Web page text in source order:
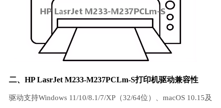
二、HP LasrJet M233-M237PCLm-S打印机驱动兼容性
驱动支持Windows 11/10/8.1/7/XP（32/64位）、macOS 10.15及